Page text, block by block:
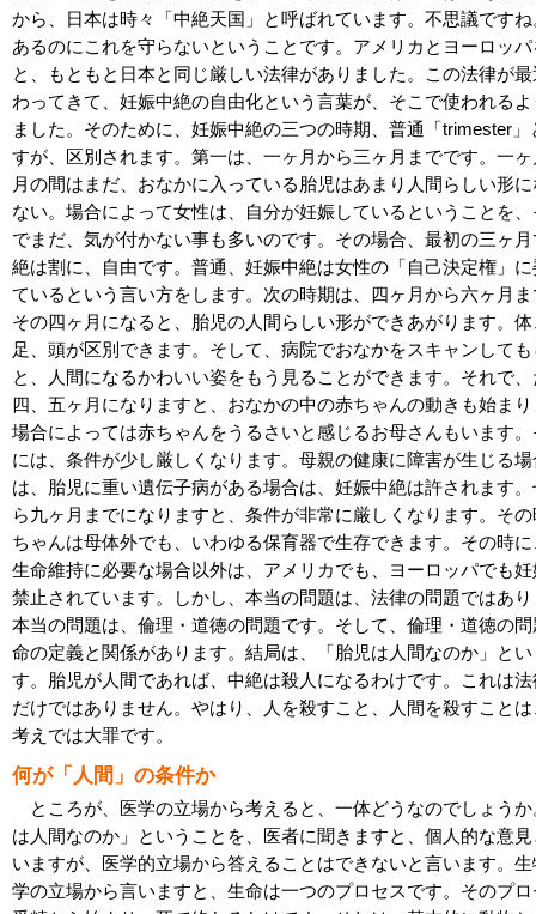
から、日本は時々「中絶天国」と呼ばれています。不思議です
あるのにこれを守らないということです。アメリカとヨーロッ
と、もともと日本と同じ厳しい法律がありました。この法律が
わってきて、妊娠中絶の自由化という言葉が、そこで使われる
ました。そのために、妊娠中絶の三つの時期、普通「trimester」
すが、区別されます。第一は、一ヶ月から三ヶ月までです。一
月の間はまだ、おなかに入っている胎児はあまり人間らしい形
ない。場合によって女性は、自分が妊娠しているということを
でまだ、気が付かない事も多いのです。その場合、最初の三ヶ
絶は割に、自由です。普通、妊娠中絶は女性の「自己決定権」
ているという言い方をします。次の時期は、四ヶ月から六ヶ月
その四ヶ月になると、胎児の人間らしい形ができあがります。
足、頭が区別できます。そして、病院でおなかをスキャンして
と、人間になるかわいい姿をもう見ることができます。それで
四、五ヶ月になりますと、おなかの中の赤ちゃんの動きも始ま
場合によっては赤ちゃんをうるさいと感じるお母さんもいます
には、条件が少し厳しくなります。母親の健康に障害が生じる
は、胎児に重い遺伝子病がある場合は、妊娠中絶は許されます
ら九ヶ月までになりますと、条件が非常に厳しくなります。そ
ちゃんは母体外でも、いわゆる保育器で生存できます。その時
生命維持に必要な場合以外は、アメリカでも、ヨーロッパでも
禁止されています。しかし、本当の問題は、法律の問題ではあ
本当の問題は、倫理・道徳の問題です。そして、倫理・道徳の
命の定義と関係があります。結局は、「胎児は人間なのか」と
す。胎児が人間であれば、中絶は殺人になるわけです。これは
だけではありません。やはり、人を殺すこと、人間を殺すこと
考えでは大罪です。
何が「人間」の条件か
ところが、医学の立場から考えると、一体どうなのでしょう
は人間なのか」ということを、医者に聞きますと、個人的な意
いますが、医学的立場から答えることはできないと言います。
学の立場から言いますと、生命は一つのプロセスです。そのプ